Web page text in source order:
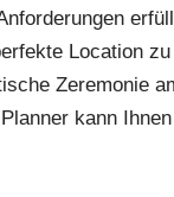
Location
Zeremonie
kann